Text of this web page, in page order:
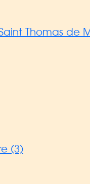
Thomas de
(3)